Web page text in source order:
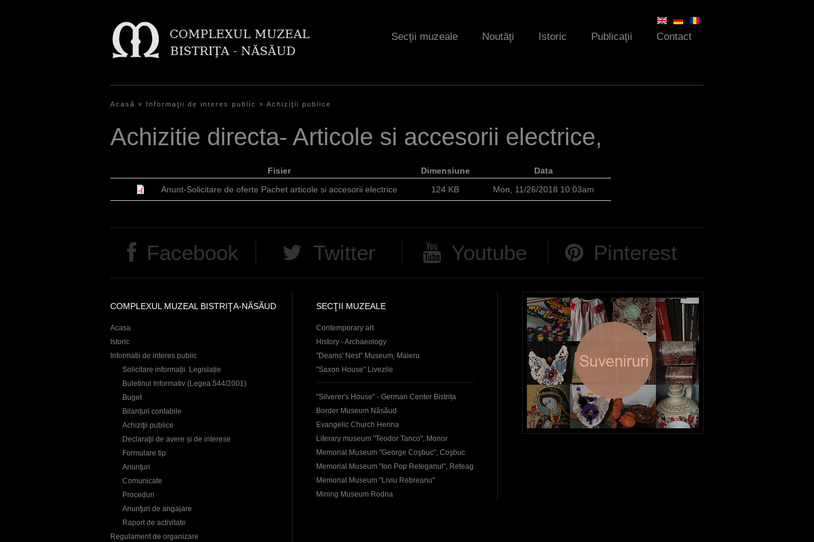
Secţii muzeale Noutăţi Istoric Publicaţii Contact
o
a
r
r
e
Acasă » Informaţii de interes public » Achiziţii publice
Achizitie directa- Articole si accesorii electrice,
Fisier Dimensiune
Data
Anunt-Solicitare de oferte Pachet articole si accesorii electrice
124 KB Mon, 11/26/2018 10:03am
Facebook Twitter Youtube Pinterest
COMPLEXUL MUZEAL BISTRIŢA-NĂSĂUD
Acasa
Istoric
Informatii de interes public
Solicitare informații. Legislație
Buletinul Informativ (Legea 544/2001)
Buget
Bilanțuri contabile
Achiziţii publice
Declaraţii de avere și de interese
Formulare tip
Anunţuri
Comunicate
Proceduri
Anunţuri de angajare
Raport de activitate
Regulament de organizare
SECŢII MUZEALE
Contemporary art
History - Archaeology
"Deams' Nest" Museum, Maieru
"Saxon House" Livezile
"Silverer's House" - German Center Bistrița
Border Museum Năsăud
Evangelic Church Herina
Literary museum "Teodor Tanco", Monor
Memorial Museum "George Coşbuc", Coşbuc
Memorial Museum "Ion Pop Reteganul", Reteag
Memorial Museum "Liviu Rebreanu"
Mining Museum Rodna